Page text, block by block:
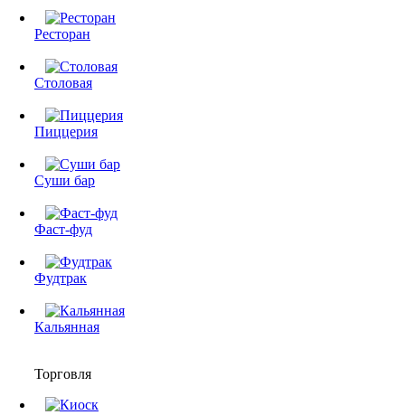
Ресторан
Столовая
Пиццерия
Суши бар
Фаст-фуд
Фудтрак
Кальянная
Торговля